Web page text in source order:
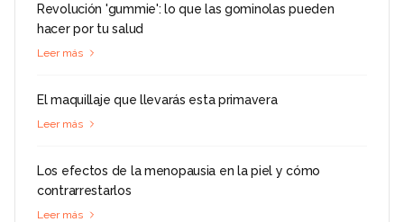
Revolución 'gummie': lo que las gominolas pueden
hacer por tu salud
Leer más
El maquillaje que llevarás esta primavera
Leer más
Los efectos de la menopausia en la piel y cómo
contrarrestarlos
Leer más